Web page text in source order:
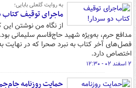
به روایت گلعلی بابایی؛
ماجرای توقیف کتاب
از نگاه من نوشتن
مدافع حرم، به‌ویژه شهید حاج‌قاسم سلیمانی
فصل‌های آخر کتاب به نبرد صحرا که در نهایت
اختصاص دارد.
۲ اسفند ۰۲ - ۱۲:۳۰
حمایت روزنامه